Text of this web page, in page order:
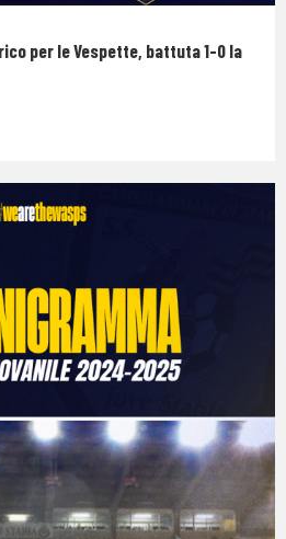
per le Vespette, battuta 1-0 la